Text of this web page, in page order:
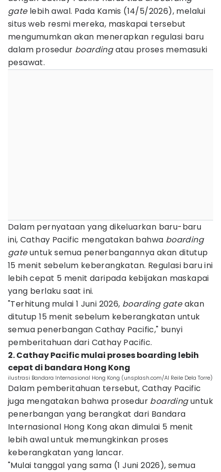
gatelebih awal. Pada Kamis (14/5/2026), melalui
situs web resmi mereka, maskapai tersebut
mengumumkan akan menerapkan regulasi baru
dalam prosedur boardingatau proses memasuki
pesawat.
Dalam pernyataan yang dikeluarkan baru-baru
ini, Cathay Pacific mengatakan bahwa boarding
gateuntuk semua penerbangannya akan ditutup
15 menit sebelum keberangkatan. Regulasi baru ini
lebih cepat 5 menit daripada kebijakan maskapai
yang berlaku saat ini.
"Terhitung mulai 1 Juni 2026, boarding gateakan
ditutup 15 menit sebelum keberangkatan untuk
semua penerbangan Cathay Pacific," bunyi
pemberitahuan dari Cathay Pacific.
2. Cathay Pacific mulai proses boarding lebih
cepat di bandara Hong Kong
ilustrasi Bandara Internasional Hong Kong (unsplash.com/Al Reile Dela Torre)
Dalam pemberitahuan tersebut, Cathay Pacific
juga mengatakan bahwa prosedur boardinguntuk
penerbangan yang berangkat dari Bandara
Internasional Hong Kong akan dimulai 5 menit
lebih awal untuk memungkinkan proses
keberangkatan yang lancar.
"Mulai tanggal yang sama (1 Juni 2026), semua